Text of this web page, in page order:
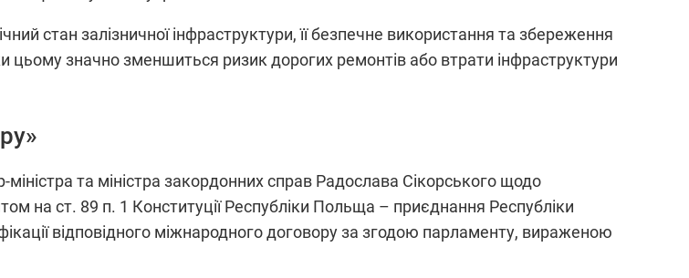
стан залізничної інфраструктури, її безпечне використання та збереження
цьому значно зменшиться ризик дорогих ремонтів або втрати інфраструктури
та міністра закордонних справ Радослава Сікорського щодо
на ст. 89 п. 1 Конституції Республіки Польща – приєднання Республіки
відповідного міжнародного договору за згодою парламенту, вираженою